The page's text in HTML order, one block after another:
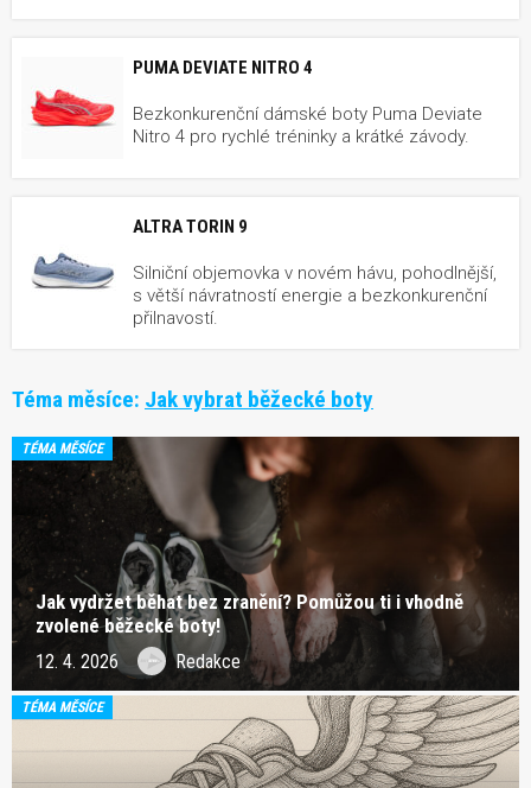
PUMA DEVIATE NITRO 4
Bezkonkurenční dámské boty Puma Deviate
Nitro 4 pro rychlé tréninky a krátké závody.
ALTRA TORIN 9
Silniční objemovka v novém hávu, pohodlnější,
s větší návratností energie a bezkonkurenční
přilnavostí.
Téma měsíce: Jak vybrat běžecké boty
TÉMA MĚSÍCE
Jak vydržet běhat bez zranění? Pomůžou ti i vhodně
zvolené běžecké boty!
12. 4. 2026 Redakce
TÉMA MĚSÍCE